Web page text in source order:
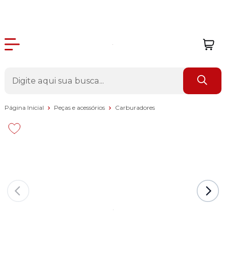
Página Inicial Peças e acessórios Carburadores